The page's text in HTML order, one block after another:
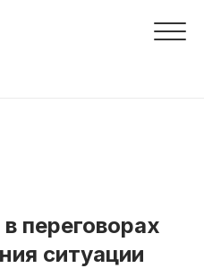
переговорах
ситуации